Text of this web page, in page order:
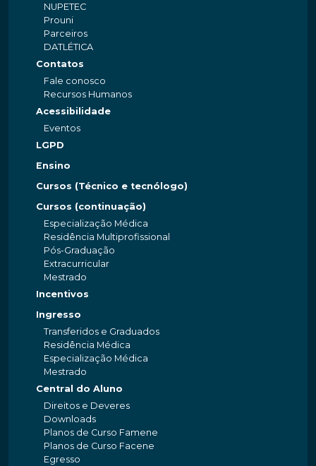
NUPETEC
Prouni
Parceiros
DATLÉTICA
Contatos
Fale conosco
Recursos Humanos
Acessibilidade
Eventos
LGPD
Ensino
Cursos (Técnico e tecnólogo)
Cursos (continuação)
Especialização Médica
Residência Multiprofissional
Pós-Graduação
Extracurricular
Mestrado
Incentivos
Ingresso
Transferidos e Graduados
Residência Médica
Especialização Médica
Mestrado
Central do Aluno
Direitos e Deveres
Downloads
Planos de Curso Famene
Planos de Curso Facene
Egresso